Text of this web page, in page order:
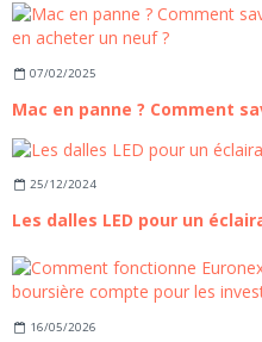
07/02/2025
25/12/2024
Les dalles LED pour un
16/05/2026